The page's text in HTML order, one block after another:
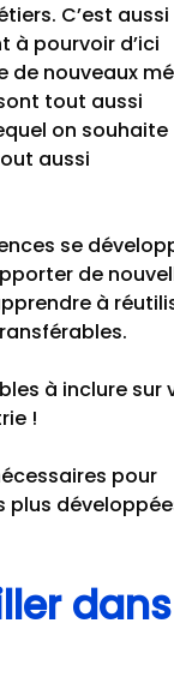
C’est aussi
à pourvoir d’ici
de nouveaux
tout aussi
on souhaite
aussi
se
de
à
à inclure sur
!
pour
plus
dans